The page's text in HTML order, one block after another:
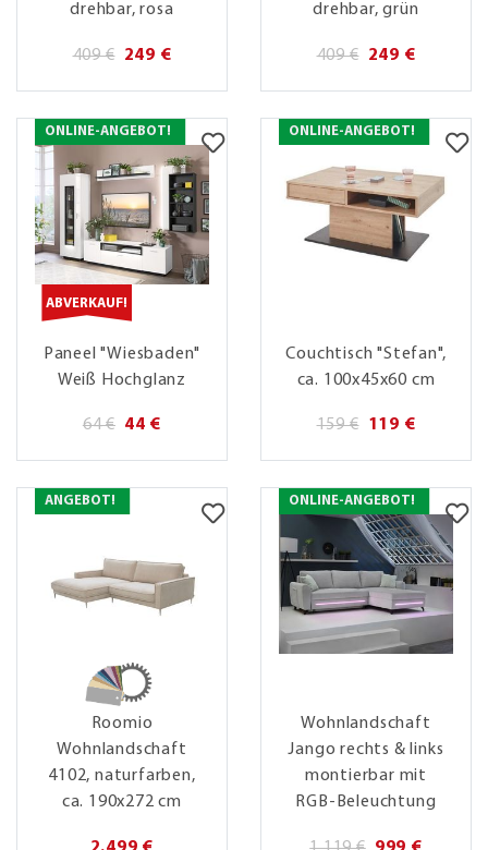
drehbar, rosa
409 € 249 €
drehbar, grün
409 € 249 €
ONLINE-ANGEBOT!
ABVERKAUF!
Paneel "Wiesbaden"
Weiß Hochglanz
64 € 44 €
ONLINE-ANGEBOT!
Couchtisch "Stefan",
ca. 100x45x60 cm
159 € 119 €
ANGEBOT!
Roomio
Wohnlandschaft
4102, naturfarben,
ca. 190x272 cm
ONLINE-ANGEBOT!
Wohnlandschaft
Jango rechts & links
montierbar mit
RGB-Beleuchtung